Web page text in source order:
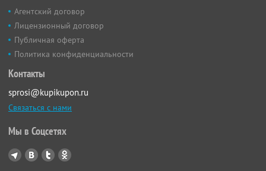
Агентский договор
Лицензионный договор
Публичная оферта
Политика конфиденциальности
Контакты
sprosi@kupikupon.ru
Связаться с нами
Мы в Соцсетях